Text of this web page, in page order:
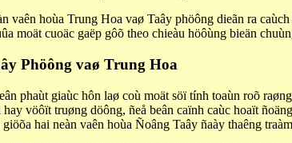
vaên hoùa Trung Hoa vaø Taây phöông dieãn ra
moät cuoäc gaëp gôõ theo chieàu höôùng bieän
Phöông vaø Trung Hoa
phaùt giaùc hôn laø coù moät söï tính toaùn roõ
vöôït truøng döông, ñeå beân caïnh caùc hoaït
hai neàn vaên hoùa Ñoâng Taây ñaày thaêng